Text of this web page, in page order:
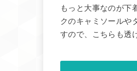
もっと大事なのが下
クのキャミソールや
すので、こちらも透